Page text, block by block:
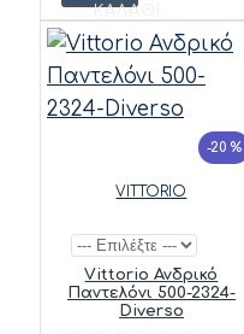
ΚΑΛΆΘΙ
-20 %
VITTORIO
Vittorio Ανδρικό
Παντελόνι 500-2324-
Diverso